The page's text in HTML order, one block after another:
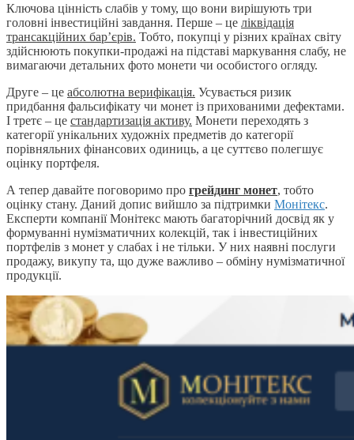
Ключова цінність слабів у тому, що вони вирішують три
головні інвестиційні завдання. Перше – це ліквідація
трансакційних бар’єрів. Тобто, покупці у різних країнах світу
здійснюють покупки-продажі на підставі маркування слабу, не
вимагаючи детальних фото монети чи особистого огляду.
Друге – це абсолютна верифікація. Усувається ризик
придбання фальсифікату чи монет із прихованими дефектами.
І третє – це стандартизація активу. Монети переходять з
категорії унікальних художніх предметів до категорії
порівняльних фінансових одиниць, а це суттєво полегшує
оцінку портфеля.
А тепер давайте поговоримо про грейдинг монет, тобто
оцінку стану. Даний допис вийшло за підтримки Монітекс.
Експерти компанії Монітекс мають багаторічний досвід як у
формуванні нумізматичних колекцій, так і інвестиційних
портфелів з монет у слабах і не тільки. У них наявні послуги
продажу, викупу та, що дуже важливо – обміну нумізматичної
продукції.